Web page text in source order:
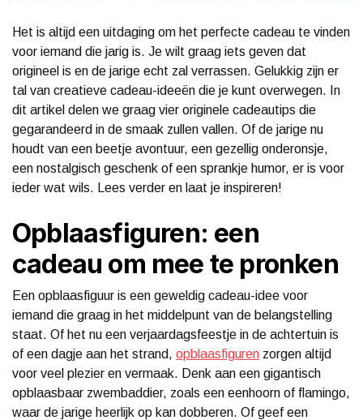
Het is altijd een uitdaging om het perfecte cadeau te vinden
voor iemand die jarig is. Je wilt graag iets geven dat
origineel is en de jarige echt zal verrassen. Gelukkig zijn er
tal van creatieve cadeau-ideeën die je kunt overwegen. In
dit artikel delen we graag vier originele cadeautips die
gegarandeerd in de smaak zullen vallen. Of de jarige nu
houdt van een beetje avontuur, een gezellig onderonsje,
een nostalgisch geschenk of een sprankje humor, er is voor
ieder wat wils. Lees verder en laat je inspireren!
Opblaasfiguren: een
cadeau om mee te pronken
Een opblaasfiguur is een geweldig cadeau-idee voor
iemand die graag in het middelpunt van de belangstelling
staat. Of het nu een verjaardagsfeestje in de achtertuin is
of een dagje aan het strand, opblaasfiguren zorgen altijd
voor veel plezier en vermaak. Denk aan een gigantisch
opblaasbaar zwembaddier, zoals een eenhoorn of flamingo,
waar de jarige heerlijk op kan dobberen. Of geef een